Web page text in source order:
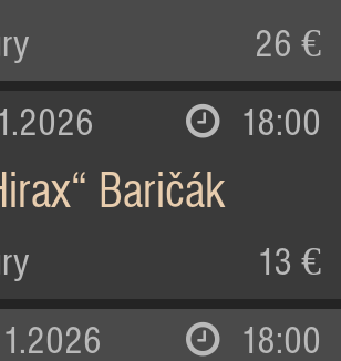
26 €
18:00
Baričák
13 €
18:00